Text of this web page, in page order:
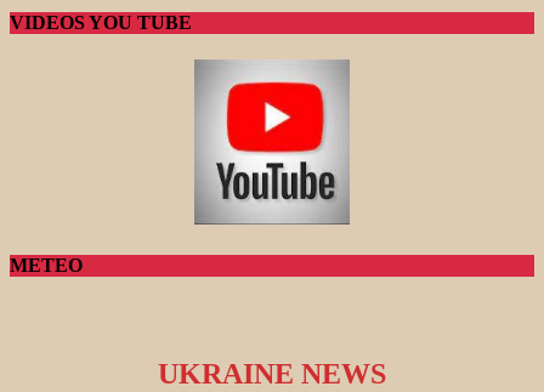
VIDEOS YOU TUBE
METEO
UKRAINE NEWS